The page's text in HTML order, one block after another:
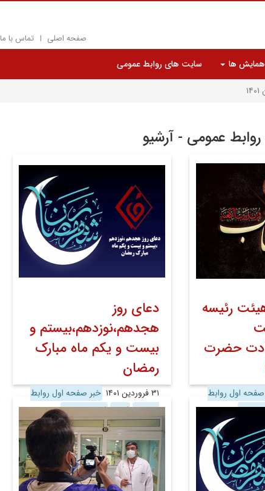
صفحه اصلی تماس با ما
همایش ها
سایت های روابط عمومی
عمومی - آرشیو
رئیسه
حضرت
اول روابط
تصویری
دعای روز
هجدهم،نوزدهم،بیستم و
بیست و یکم ماه مبارک
رمضان
۳۱ فروردین ۱۴۰۱
خبر صفحه اول روابط
عمومی اخبار اخبار تصویری